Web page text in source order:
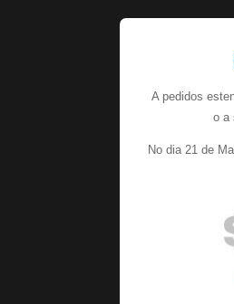
A pedidos
o a
No dia 21 de